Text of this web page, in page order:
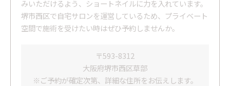
みいただけるよう、ショートネイルに力を入れています。
堺市西区で自宅サロンを運営しているため、プライベート
空間で施術を受けたい時はぜひ予約しませんか。
〒593-8312
大阪府堺市西区草部
※ご予約が確定次第、詳細な住所をお伝えします。